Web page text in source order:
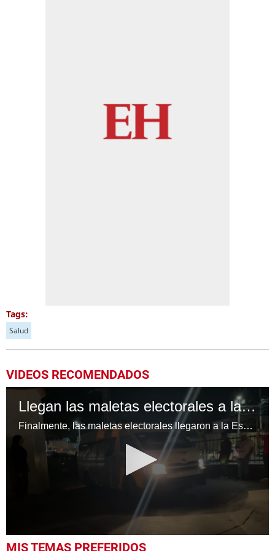
Tags:
Salud
VIDEOS RECOMENDADOS
Llegan las maletas electorales a la Escuela Normal Mixta "Pedro Nufio"
Finalmente, las maletas electorales llegaron a la Escuela Normal Mixta "Pedro Nufio", permitiendo que el proceso electoral comience con normalidad después de varias horas de retraso.
seconds
MIS TEMAS PREFERIDOS